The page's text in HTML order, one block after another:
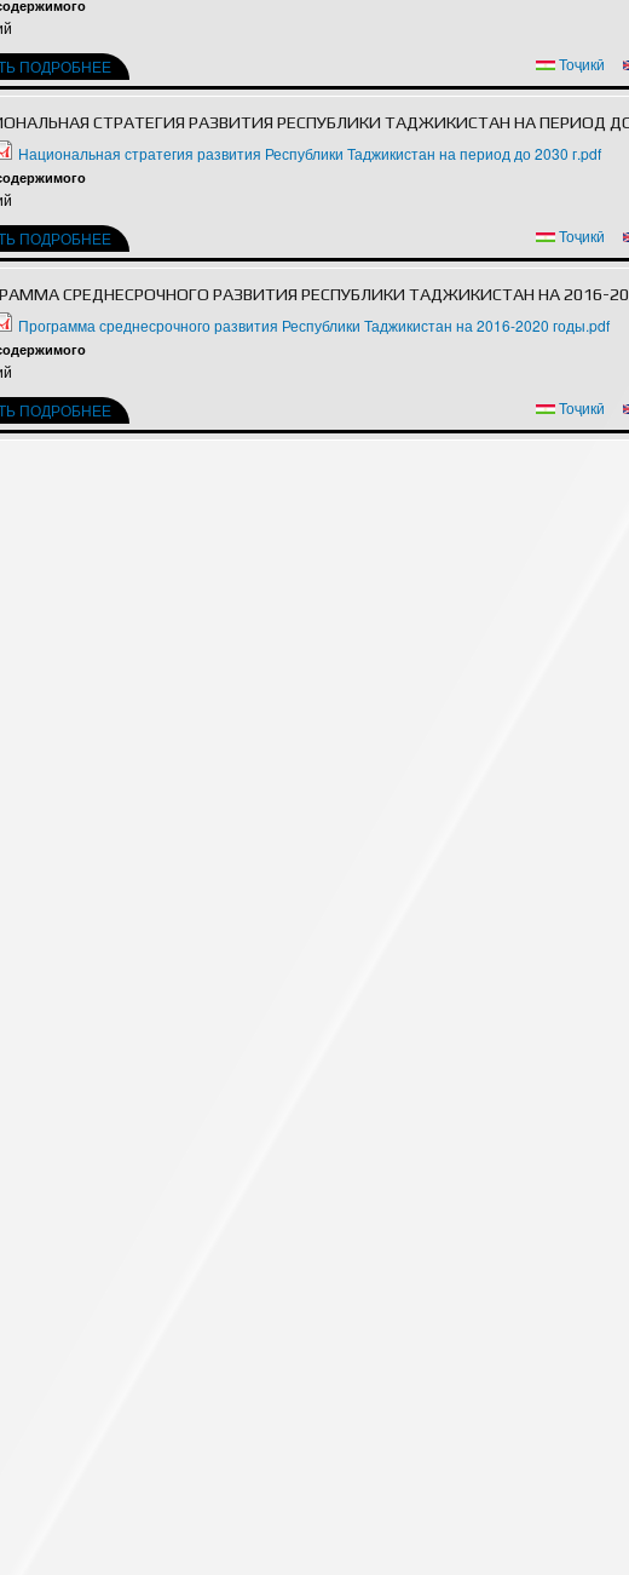
Руководители и
ПОДРОБНЕЕ
Тоҷикӣ
СТРАТЕГИЯ РАЗВИТИЯ РЕСПУБЛИКИ ТАДЖИКИСТАН НА ПЕРИОД ДО
Национальная стратегия развития Республики Таджикистан на период до 2030 г.pdf
ПОДРОБНЕЕ
Тоҷикӣ
СРЕДНЕСРОЧНОГО РАЗВИТИЯ РЕСПУБЛИКИ ТАДЖИКИСТАН НА 2016-
Программа среднесрочного развития Республики Таджикистан на 2016-2020 годы.pdf
ПОДРОБНЕЕ
Тоҷикӣ